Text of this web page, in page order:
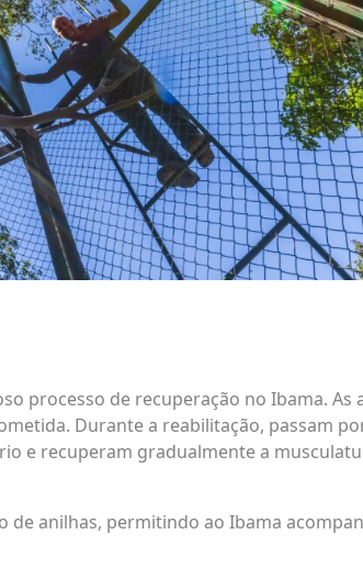
processo de recuperação no Ibama. As
Durante a reabilitação, passam
e recuperam gradualmente a
anilhas, permitindo ao Ibama